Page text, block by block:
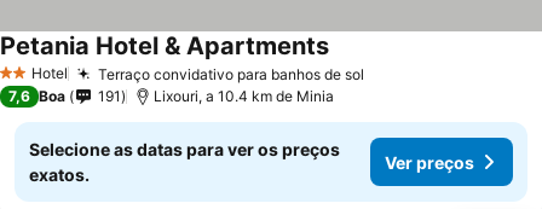
2 Estrelas
Hotel Terraço convidativo para banhos de sol
Petania Hotel & ApartmentsVer preços
7,6 Boa 191 Lixouri, a 10.4 km de Minia
Selecione as datas para ver os preços
exatos.
Ver preços